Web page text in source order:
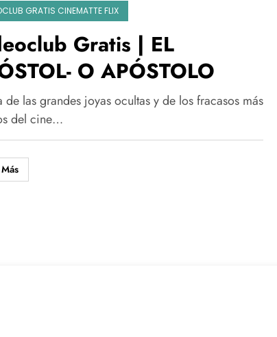
GRATIS CINEMATTE FLIX
Gratis | EL
O APÓSTOLO
de las grandes joyas ocultas y de los fracasos más
del cine…